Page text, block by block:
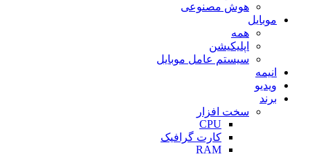
هوش مصنوعی
موبایل
همه
اپلیکیشن
سیستم عامل موبایل
انیمه
ویدیو
برند
سخت افزار
CPU
کارت گرافیک
RAM